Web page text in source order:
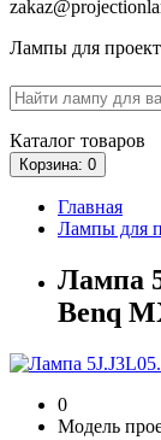
Лампы для
Каталог товаров
Корзина: 0
Главная
Лампы для
Лампа
Benq
0
Модель